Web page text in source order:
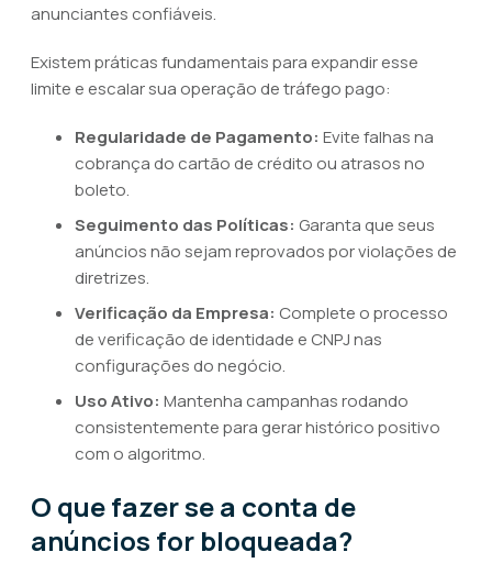
anunciantes confiáveis.
Existem práticas fundamentais para expandir esse
limite e escalar sua operação de tráfego pago:
Regularidade de Pagamento: Evite falhas na
cobrança do cartão de crédito ou atrasos no
boleto.
Seguimento das Políticas: Garanta que seus
anúncios não sejam reprovados por violações de
diretrizes.
Verificação da Empresa: Complete o processo
de verificação de identidade e CNPJ nas
configurações do negócio.
Uso Ativo: Mantenha campanhas rodando
consistentemente para gerar histórico positivo
com o algoritmo.
O que fazer se a conta de
anúncios for bloqueada?